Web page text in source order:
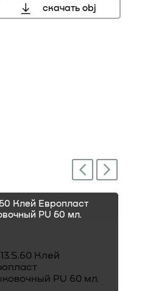
скачать obj
Previous
Клей Европласт
PU 60 мл.
Next